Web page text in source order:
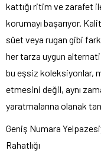
kattığı ritim ve zarafet
korumayı başarıyor.
süet veya rugan gibi
her tarza uygun
bu eşsiz koleksiyonlar,
etmesini değil, aynı
yaratmalarına olanak
Geniş Numara
Rahatlığı